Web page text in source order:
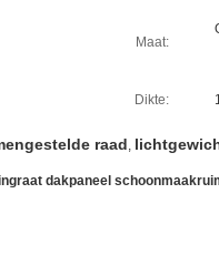
Maat:
Dikte:
raad,
dakpaneel